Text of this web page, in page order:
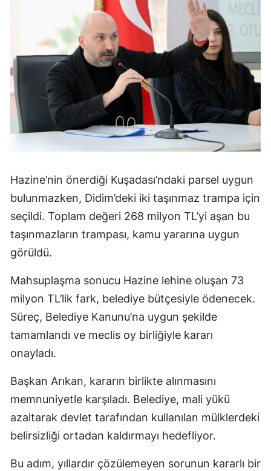
Hazine’nin önerdiği Kuşadası’ndaki parsel uygun
bulunmazken, Didim’deki iki taşınmaz trampa için
seçildi. Toplam değeri 268 milyon TL’yi aşan bu
taşınmazların trampası, kamu yararına uygun
görüldü.
Mahsuplaşma sonucu Hazine lehine oluşan 73
milyon TL’lik fark, belediye bütçesiyle ödenecek.
Süreç, Belediye Kanunu’na uygun şekilde
tamamlandı ve meclis oy birliğiyle kararı
onayladı.
Başkan Arıkan, kararın birlikte alınmasını
memnuniyetle karşıladı. Belediye, mali yükü
azaltarak devlet tarafından kullanılan mülklerdeki
belirsizliği ortadan kaldırmayı hedefliyor.
Bu adım, yıllardır çözülemeyen sorunun kararlı bir